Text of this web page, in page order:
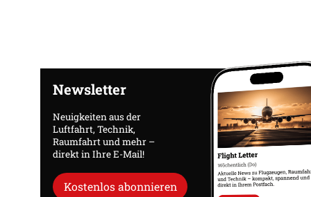
Newsletter
Neuigkeiten aus der
Luftfahrt, Technik,
Raumfahrt und mehr –
direkt in Ihre E-Mail!
Kostenlos abonnieren